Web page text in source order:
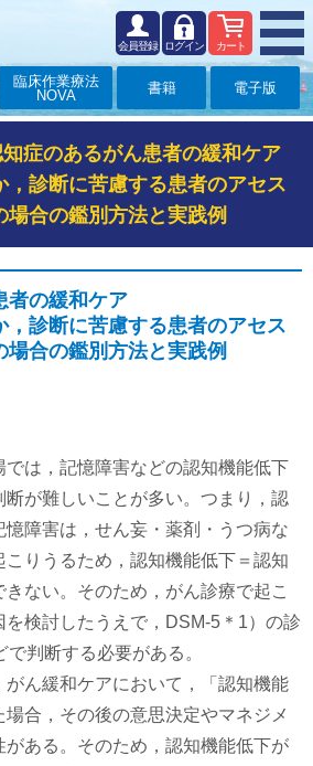
カート
ログイン
会員登録
臨床作業療法
NOVA
書籍 電子版
症のあるがん患者の緩和ケア
，診断に苦慮する患者のアセス
合の鑑別方法と実践例
者の緩和ケア
，診断に苦慮する患者のアセス
合の鑑別方法と実践例
は，記憶障害などの認知機能低下
断が難しいことが多い。つまり，認
障害は，せん妄・薬剤・うつ病な
こりうるため，認知機能低下＝認知
ない。そのため，がん診療で起こ
を検討したうえで，DSM-5＊1）の診
判断する必要がある。
ん緩和ケアにおいて，「認知機能
合，その後の意思決定やマネジメ
がある。そのため，認知機能低下が